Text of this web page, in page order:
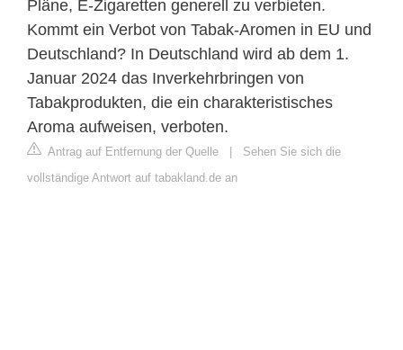
Pläne, E-Zigaretten generell zu verbieten.
Kommt ein Verbot von Tabak-Aromen in EU und
Deutschland? In Deutschland wird ab dem 1.
Januar 2024 das Inverkehrbringen von
Tabakprodukten, die ein charakteristisches
Aroma aufweisen, verboten.
Antrag auf Entfernung der Quelle | Sehen Sie sich die
vollständige Antwort auf tabakland.de an